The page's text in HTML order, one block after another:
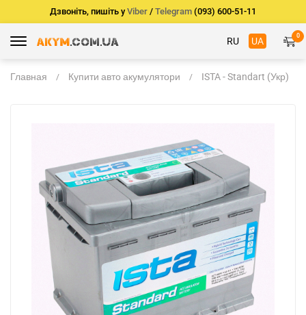
Дзвоніть, пишіть у Viber / Telegram (093) 600-51-11
RU UA 0
Главная Купити авто акумулятори ISTA - Standart (Укр)